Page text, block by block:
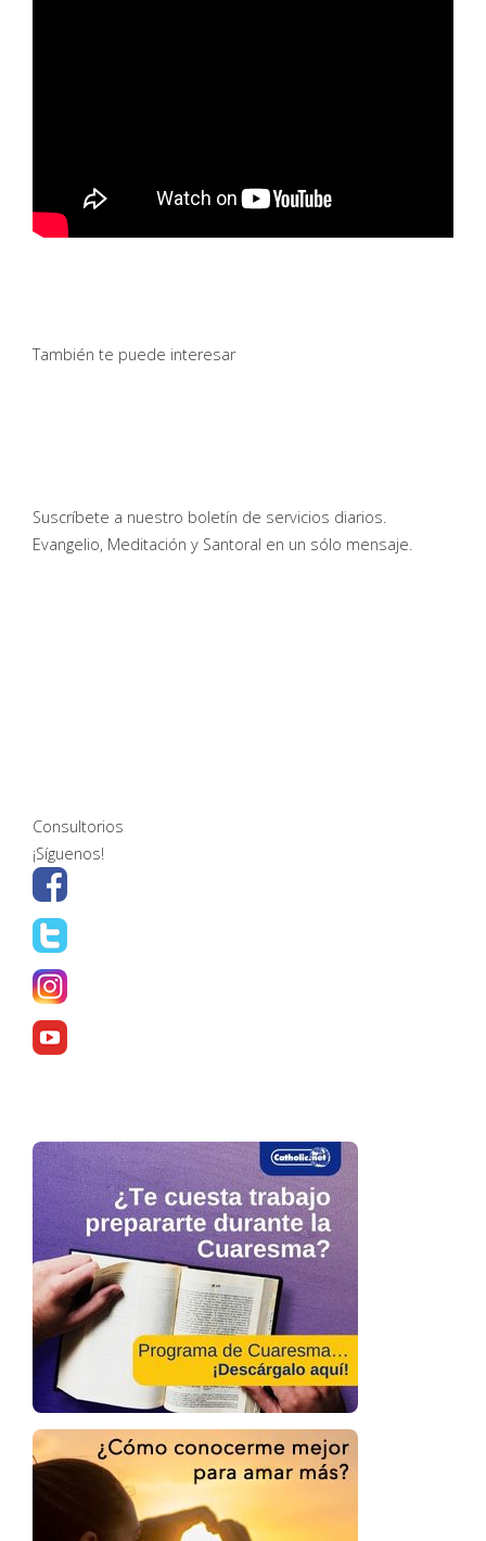
También te puede interesar
Suscríbete a nuestro boletín de servicios diarios.
Evangelio, Meditación y Santoral en un sólo mensaje.
Consultorios
¡Síguenos!